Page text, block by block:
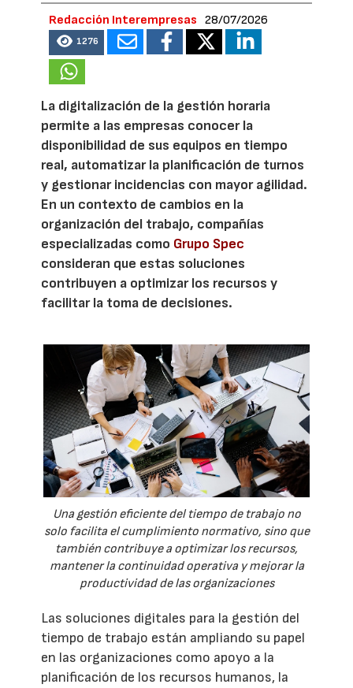
Redacción Interempresas 28/07/2026
1276
La digitalización de la gestión horaria
permite a las empresas conocer la
disponibilidad de sus equipos en tiempo
real, automatizar la planificación de turnos
y gestionar incidencias con mayor agilidad.
En un contexto de cambios en la
organización del trabajo, compañías
especializadas como Grupo Spec
consideran que estas soluciones
contribuyen a optimizar los recursos y
facilitar la toma de decisiones.
Una gestión eficiente del tiempo de trabajo no
solo facilita el cumplimiento normativo, sino que
también contribuye a optimizar los recursos,
mantener la continuidad operativa y mejorar la
productividad de las organizaciones
Las soluciones digitales para la gestión del
tiempo de trabajo están ampliando su papel
en las organizaciones como apoyo a la
planificación de los recursos humanos, la